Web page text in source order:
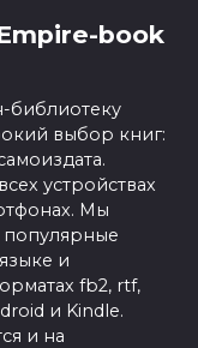
book
библиотеку
выбор книг:
устройствах
Мы
популярные
и
fb2, rtf,
и Kindle.
и на